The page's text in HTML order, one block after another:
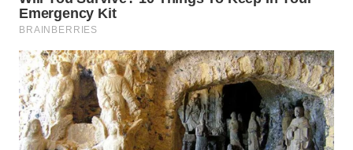
WN
PADANG
WN
SUMEDANG
WN